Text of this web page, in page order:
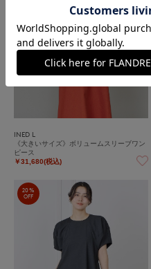
INED L
《大きいサイズ》ボリュームスリーブワン
ピース
￥31,680(税込)
20%
OFF